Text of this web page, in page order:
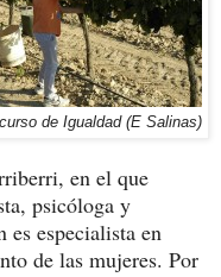
de Igualdad (E Salinas)
en el que
psicóloga y
es especialista en
de las mujeres. Por